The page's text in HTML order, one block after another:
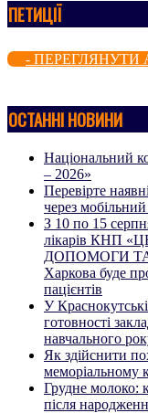
ПЕТИЦІЇ
- ПЕРЕГЛЯНУТИ
ОСТАННІ НОВИНИ
– 2026»
Перевірте
через
З 10 по 15
лікарів КНП
ДОПОМОГИ
Харкова буде
пацієнтів
У
готовності
навчального
Як здійснити
меморіальному
Грудне молоко:
після